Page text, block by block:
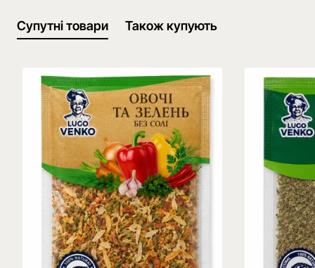
Супутні товари Також купують